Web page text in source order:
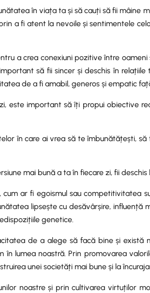
în viața ta și să cauți să fii mâine
a fi atent la nevoile și sentimentele
a crea conexiuni pozitive între
să fii sincer și deschis în relațiile
de a fi amabil, generos și empatic
este important să îți propui obiective
în care ai vrea să te îmbunătățești,
mai bună a ta în fiecare zi, fii deschis
ar fi egoismul sau competitivitatea
lipsește cu desăvârșire, influență
genetice.
de a alege să facă bine și există
în lumea noastră. Prin promovarea
unei societăți mai bune și la
noastre și prin cultivarea virtuților